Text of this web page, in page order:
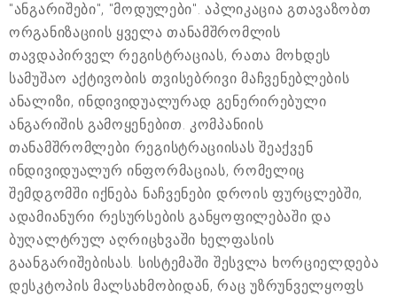
"ანგარიშები", "მოდულები". აპლიკაცია გთავაზობთ
ორგანიზაციის ყველა თანამშრომლის
თავდაპირველ რეგისტრაციას, რათა მოხდეს
სამუშაო აქტივობის თვისებრივი მაჩვენებლების
ანალიზი, ინდივიდუალურად გენერირებული
ანგარიშის გამოყენებით. კომპანიის
თანამშრომლები რეგისტრაციისას შეაქვენ
ინდივიდუალურ ინფორმაციას, რომელიც
შემდგომში იქნება ნაჩვენები დროის ფურცლებში,
ადამიანური რესურსების განყოფილებაში და
ბუღალტრულ აღრიცხვაში ხელფასის
გაანგარიშებისას. სისტემაში შესვლა ხორციელდება
დესკტოპის მალსახმობიდან, რაც უზრუნველყოფს